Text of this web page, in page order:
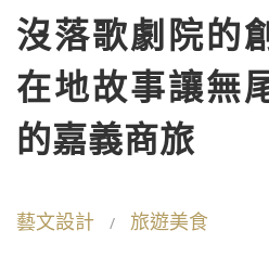
沒落歌劇院的
在地故事讓無
的嘉義商旅
藝文設計 旅遊美食